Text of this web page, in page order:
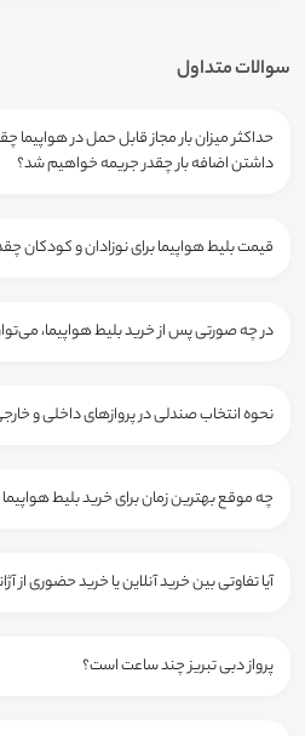
سوالات متداول
حداکثر میزان بار مجاز قابل حمل در
داشتن اضافه بار چقدر جریمه خواهیم شد؟
قیمت بلیط هواپیما برای نوزادان و کودکان
در چه صورتی پس از خرید بلیط هواپیما،
نحوه انتخاب صندلی در پروازهای داخلی و
چه موقع بهترین زمان برای خرید بلیط
آیا تفاوتی بین خرید آنلاین یا خرید حضوری از
پرواز دبی تبریز چند ساعت است؟